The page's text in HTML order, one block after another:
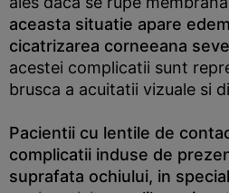
aceasta situatie apare
cicatrizarea corneeana
acestei complicatii sunt
brusca a acuitatii vizuale si
Pacientii cu lentile de
complicatii induse de
suprafata ochiului, in